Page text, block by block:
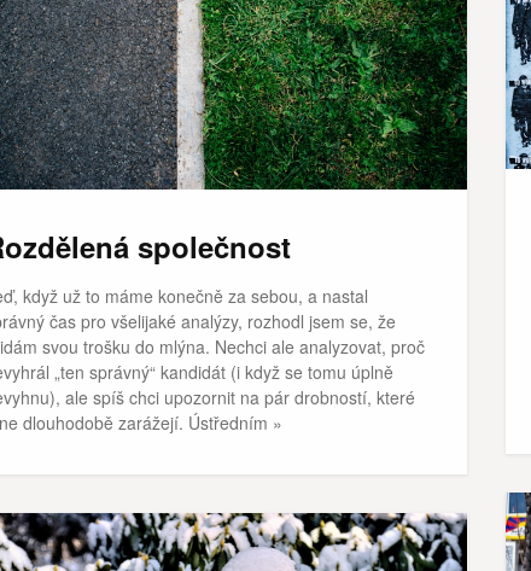
společnost
když už to máme konečně za sebou, a nastal
čas pro všelijaké analýzy, rozhodl jsem se, že
svou trošku do mlýna. Nechci ale analyzovat, proč
„ten správný“ kandidát (i když se tomu úplně
ale spíš chci upozornit na pár drobností, které
dlouhodobě zarážejí. Ústředním »